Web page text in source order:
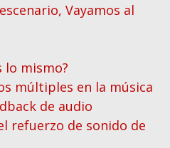
Vayamos al
lo mismo?
múltiples en la música
de audio
refuerzo de sonido de